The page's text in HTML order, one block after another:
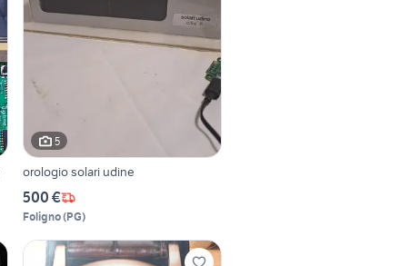
5
orologio solari udine
500 €
Foligno(PG)